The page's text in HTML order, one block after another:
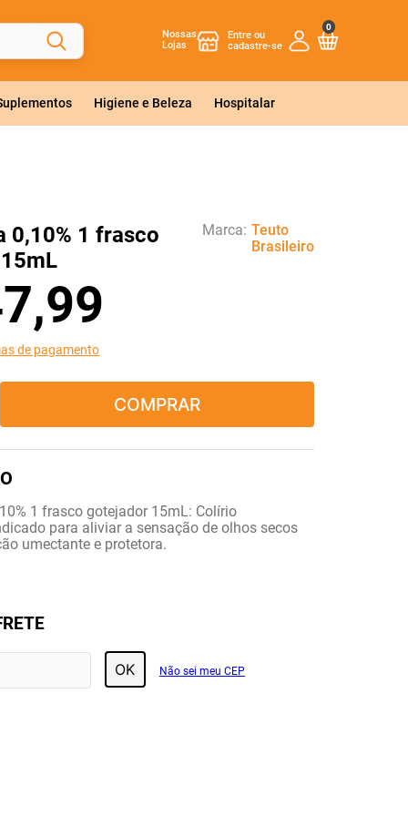
Nossas
Lojas
0
Higiene e Beleza Hospitalar
0,10% 1 frasco
Marca: Teuto
Brasileiro
,99
de pagamento
COMPRAR
1 frasco gotejador 15mL: Colírio
para aliviar a sensação de olhos secos
umectante e protetora.
OK Não sei meu CEP